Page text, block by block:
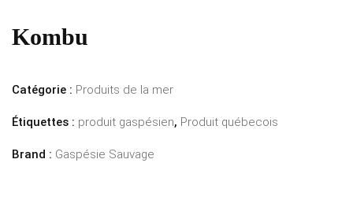
Kombu
Catégorie : Produits de la mer
Étiquettes : produit gaspésien, Produit québecois
Brand : Gaspésie Sauvage